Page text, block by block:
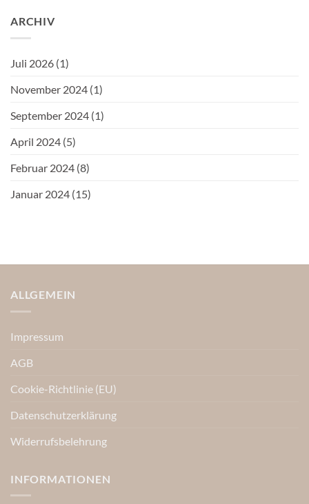
ARCHIV
Juli 2026 (1)
November 2024 (1)
September 2024 (1)
April 2024 (5)
Februar 2024 (8)
Januar 2024 (15)
ALLGEMEIN
Impressum
AGB
Cookie-Richtlinie (EU)
Datenschutzerklärung
Widerrufsbelehrung
INFORMATIONEN